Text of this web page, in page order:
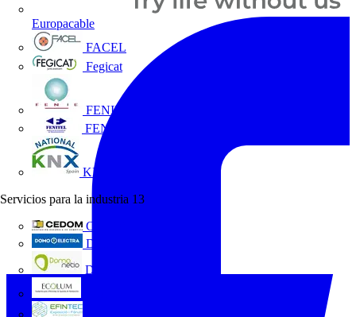
Europacable
FACEL
Fegicat
FENIE
FENITEL
KNX España
Servicios para la industria 13
CEDOM
Domo Electra
Domonetio